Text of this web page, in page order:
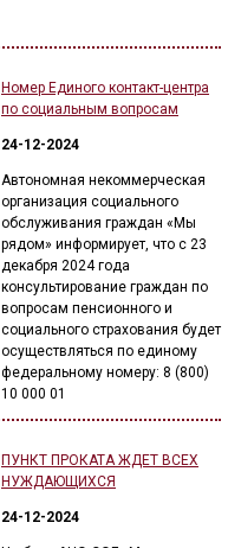
Номер Единого контакт-центра
по социальным вопросам
24-12-2024
Автономная некоммерческая
организация социального
обслуживания граждан «Мы
рядом» информирует, что с 23
декабря 2024 года
консультирование граждан по
вопросам пенсионного и
социального страхования будет
осуществляться по единому
федеральному номеру: 8 (800)
10 000 01
ПУНКТ ПРОКАТА ЖДЕТ ВСЕХ
НУЖДАЮЩИХСЯ
24-12-2024